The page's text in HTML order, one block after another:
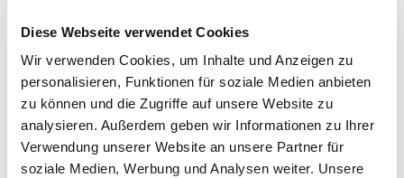
Diese Webseite verwendet Cookies
Wir verwenden Cookies, um Inhalte und Anzeigen zu
personalisieren, Funktionen für soziale Medien anbieten
zu können und die Zugriffe auf unsere Website zu
analysieren. Außerdem geben wir Informationen zu Ihrer
Verwendung unserer Website an unsere Partner für
soziale Medien, Werbung und Analysen weiter. Unsere
Offene Seminare
Tagen im Palais
Wirte-und Unternehmerbrief
Lernplattform BOUNTI
Partner
Branchennahe Organisationen